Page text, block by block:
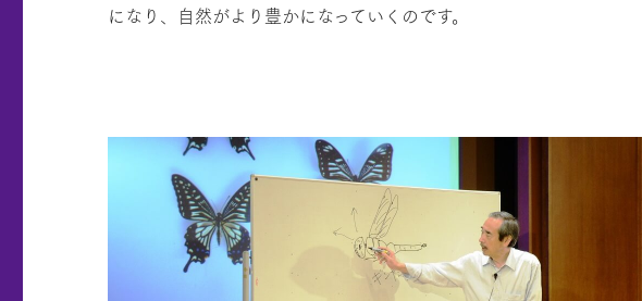
になり、自然がより豊かになっていくのです。